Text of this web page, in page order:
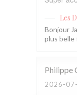
Les
Bonjour
plus belle
Philippe
2026-